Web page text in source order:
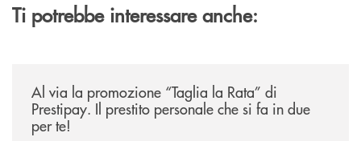
Ti potrebbe interessare anche:
Al via la promozione “Taglia la Rata” di
Prestipay. Il prestito personale che si fa in due
per te!